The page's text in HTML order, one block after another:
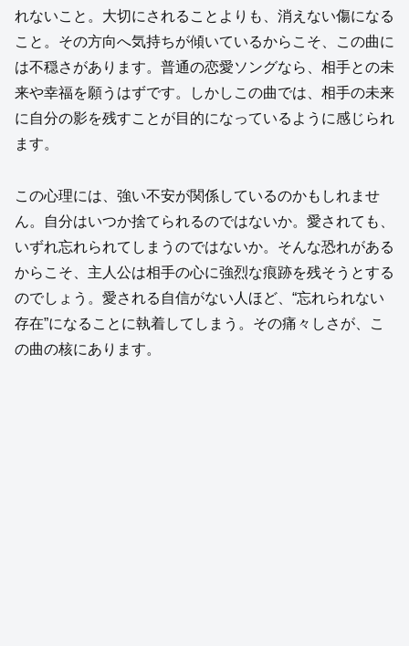
れないこと。大切にされることよりも、消えない傷になる
こと。その方向へ気持ちが傾いているからこそ、この曲に
は不穏さがあります。普通の恋愛ソングなら、相手との未
来や幸福を願うはずです。しかしこの曲では、相手の未来
に自分の影を残すことが目的になっているように感じられ
ます。
この心理には、強い不安が関係しているのかもしれませ
ん。自分はいつか捨てられるのではないか。愛されても、
いずれ忘れられてしまうのではないか。そんな恐れがある
からこそ、主人公は相手の心に強烈な痕跡を残そうとする
のでしょう。愛される自信がない人ほど、“忘れられない
存在”になることに執着してしまう。その痛々しさが、こ
の曲の核にあります。